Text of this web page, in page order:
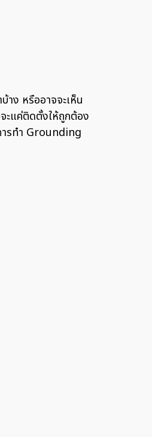
ง หรืออาจจะเห็น
ะแค่ติดตั้งให้ถูกต้อง
รทำ Grounding